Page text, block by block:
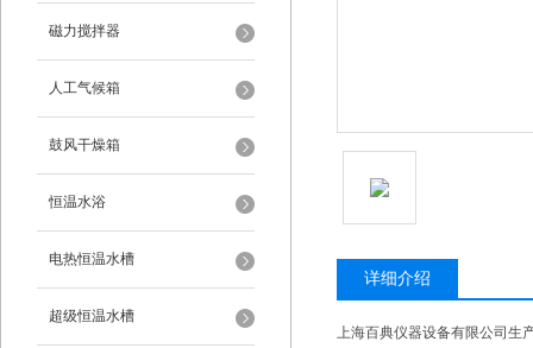
磁力搅拌器
人工气候箱
鼓风干燥箱
恒温水浴
电热恒温水槽
超级恒温水槽
详细介绍
上海百典仪器设备有限公司生